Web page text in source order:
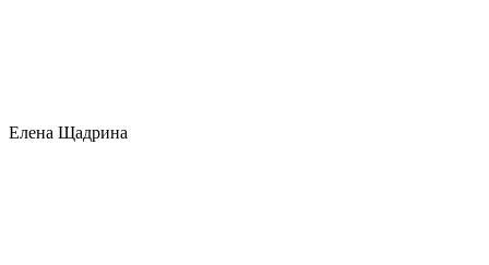
Елена Щадрина